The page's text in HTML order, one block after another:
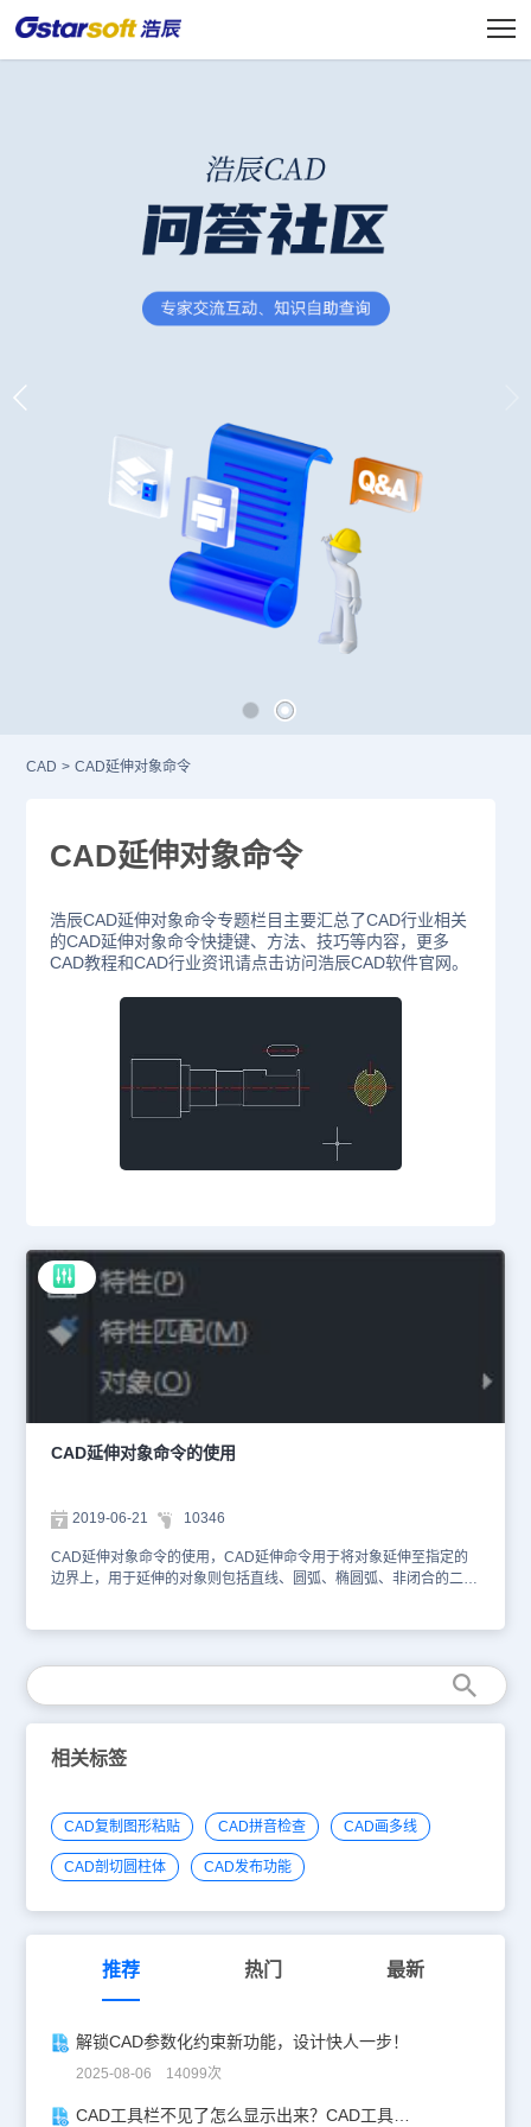
CAD > CAD延伸对象命令
CAD延伸对象命令
浩辰CAD延伸对象命令专题栏目主要汇总了CAD行业相关
的CAD延伸对象命令快捷键、方法、技巧等内容，更多
CAD教程和CAD行业资讯请点击访问浩辰CAD软件官网。
CAD延伸对象命令的使用
2019-06-21 10346
CAD延伸对象命令的使用，CAD延伸命令用于将对象延伸至指定的
边界上，用于延伸的对象则包括直线、圆弧、椭圆弧、非闭合的二维
边界的延长线相交于一点。 执行【修改】——【延伸】命令。 单击
【修改】工具栏中的延伸按钮 。以及在命令行输入EXTEND或者EX
然后按enter键。 注意：在选择延伸对象时，需要在靠近延伸边界的
一端选择延伸的对象，否则对象将不被延伸。 【关于“隐含交点”】
所谓“隐含交点”，是指边界与对象延长线没有实际的交点，在边界被
延长以后，与对象延长线存在一个隐含交点。对隐含交点下的图线进
式”。其中的“边”选项用来确定延伸边的方式。其中，【延伸】选项将
使用隐含的延伸边界来延伸对象，而实际上边界和延伸对象并没有真
正相交，CAD软件会假想将延伸边延长，然后再延伸；【不延伸】选
项确定边界不延伸，而只有边界与延伸对象真正相交后才能完成延伸
相关标签
CAD复制图形粘贴 CAD拼音检查 CAD画多线
CAD剖切圆柱体 CAD发布功能
推荐 热门 最新
解锁CAD参数化约束新功能，设计快人一步！
2025-08-06 14099次
CAD工具栏不见了怎么显示出来？CAD工具栏恢复指南